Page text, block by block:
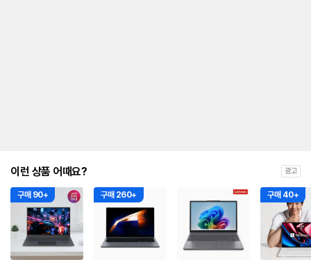
이런 상품 어때요? 광고
구매 90+ 구매 260+ 구매 40+